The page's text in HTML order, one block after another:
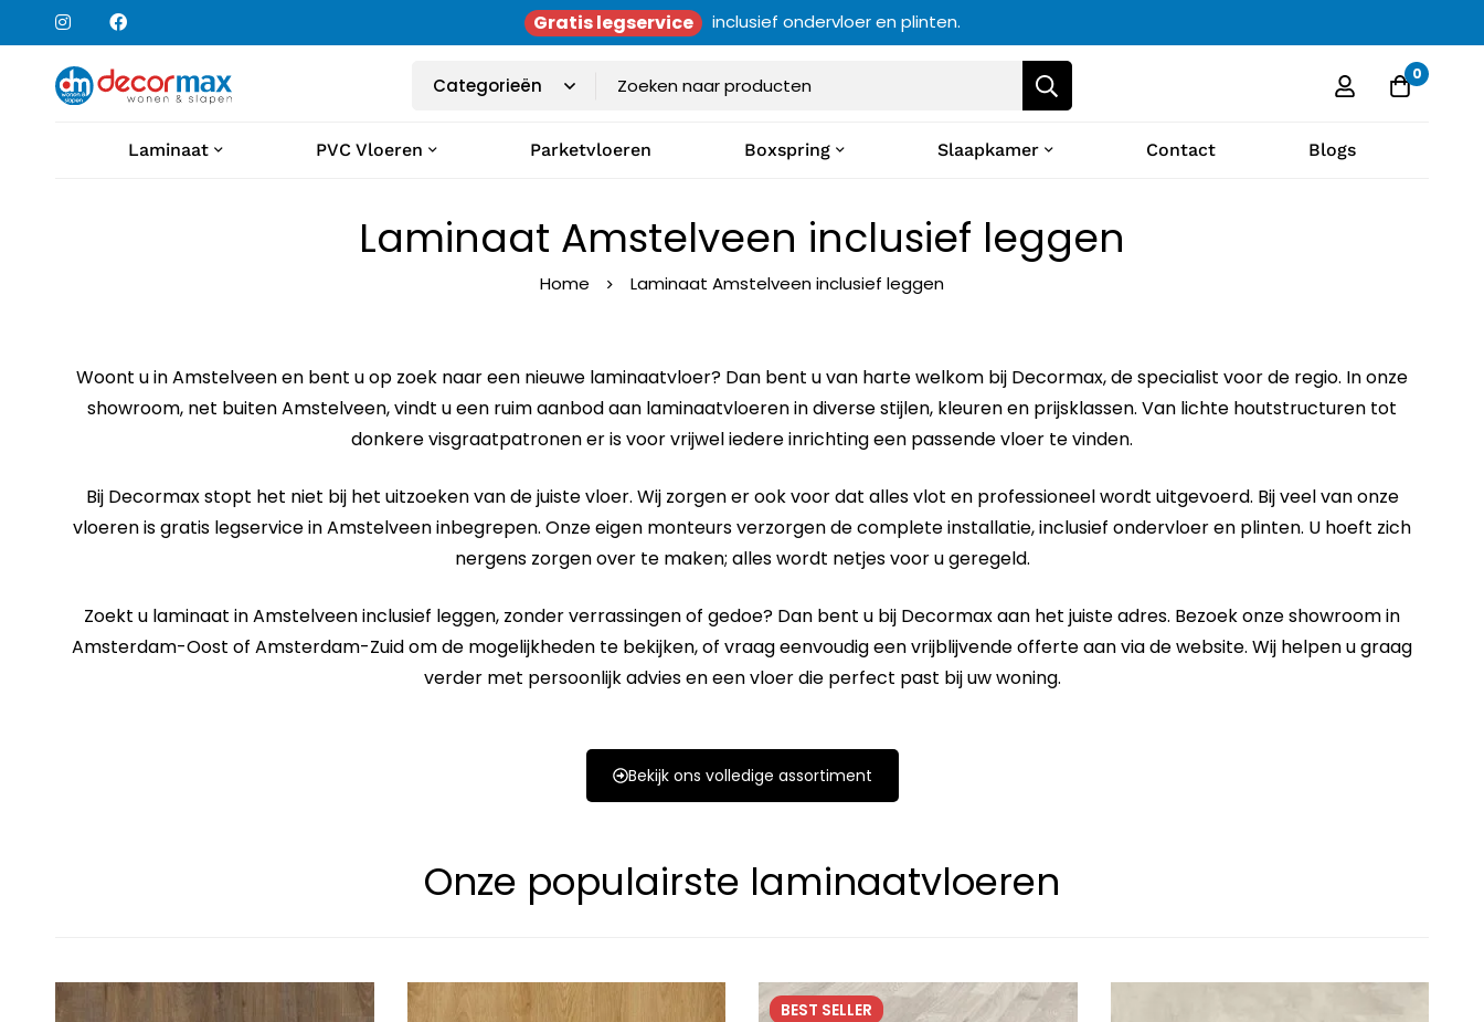
Gratis legservice inclusief ondervloer en plinten.
0
Laminaat PVC Vloeren Parketvloeren Boxspring Slaapkamer Contact Blogs
Laminaat Amstelveen inclusief leggen
Home Laminaat Amstelveen inclusief leggen
Woont u inAmstelveenen bent u op zoek naar een nieuwe laminaatvloer? Dan bent u van harte welkom bij Decormax, de specialist voor de regio. In onze
showroom, net buiten Amstelveen, vindt u een ruim aanbod aan laminaatvloeren in diverse stijlen, kleuren en prijsklassen. Van lichte houtstructuren tot
donkere visgraatpatronen er is voor vrijwel iedere inrichting een passende vloer te vinden.
Bij Decormax stopt het niet bij het uitzoeken van de juiste vloer. Wij zorgen er ook voor dat alles vlot en professioneel wordt uitgevoerd. Bij veel van onze
vloeren isgratis legservice in Amstelveeninbegrepen. Onze eigen monteurs verzorgen de complete installatie, inclusief ondervloer en plinten. U hoeft zich
nergens zorgen over te maken; alles wordt netjes voor u geregeld.
Zoekt u laminaat in Amstelveen inclusief leggen, zonder verrassingen of gedoe? Dan bent u bij Decormax aan het juiste adres. Bezoek onze showroom in
Amsterdam-Oost of Amsterdam-Zuid om de mogelijkheden te bekijken, of vraag eenvoudig een vrijblijvende offerte aan via de website. Wij helpen u graag
verder met persoonlijk advies en een vloer die perfect past bij uw woning.
Bekijk ons volledige assortiment
Onze populairste laminaatvloeren
BEST SELLER